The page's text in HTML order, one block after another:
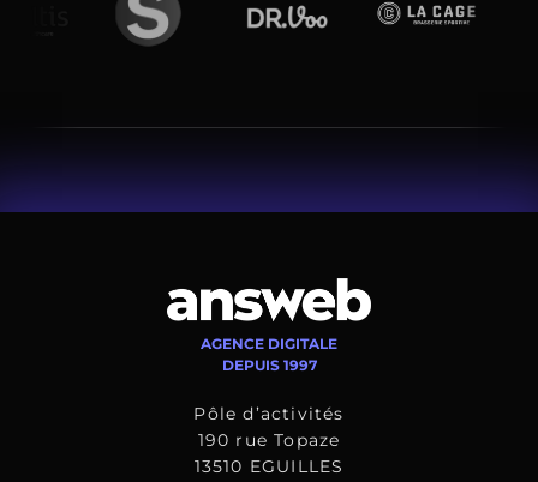
AGENCE DIGITALE
DEPUIS 1997
Pôle d’activités
190 rue Topaze
13510 EGUILLES